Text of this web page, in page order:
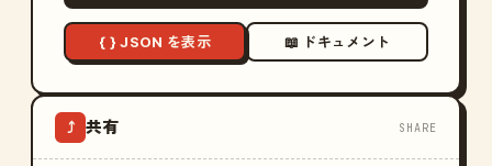
{ } JSON を表示 📖 ドキュメント
⤴ 共有 SHARE